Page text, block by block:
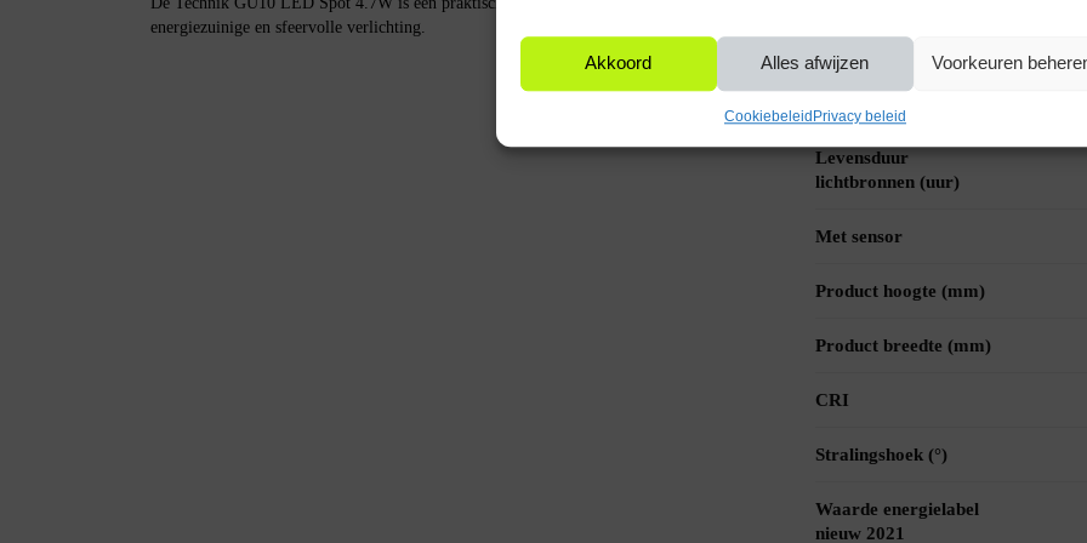
Akkoord Alles afwijzen Voorkeuren
Cookiebeleid Privacy beleid
energiezuinige en sfeervolle verlichting.
Wattage per lichtpunt
Levensduur
lichtbronnen (uur)
Met sensor
Product hoogte (mm)
Product breedte (mm)
CRI
Stralingshoek (°)
Waarde energielabel
nieuw 2021